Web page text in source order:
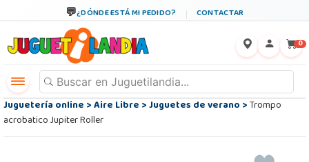
¿DÓNDE ESTÁ MI PEDIDO? CONTACTAR
0
Juguetería online>Aire Libre>Juguetes de verano>Trompo
acrobatico Jupiter Roller